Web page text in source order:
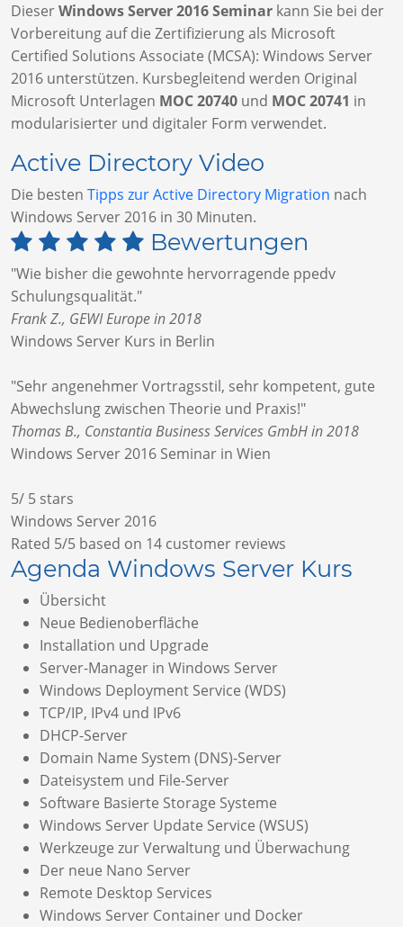
DieserWindows Server 2016 Seminar kann Sie bei der
Vorbereitung auf die Zertifizierung als Microsoft
Certified Solutions Associate (MCSA): Windows Server
2016 unterstützen. Kursbegleitend werden Original
Microsoft Unterlagen MOC 20740 und MOC 20741 in
modularisierter und digitaler Form verwendet.
Active Directory Video
Die besten Tipps zur Active Directory Migration nach
Windows Server 2016 in 30 Minuten.
Bewertungen
"Wie bisher die gewohnte hervorragende ppedv
Schulungsqualität."
Frank Z., GEWI Europe in 2018
Windows Server Kurs in Berlin
"Sehr angenehmer Vortragsstil, sehr kompetent, gute
Abwechslung zwischen Theorie und Praxis!"
Thomas B., Constantia Business Services GmbH in 2018
Windows Server 2016 Seminar in Wien
5/ 5 stars
Windows Server 2016
Rated 5/5 based on 14 customer reviews
Agenda Windows Server Kurs
Übersicht
Neue Bedienoberfläche
Installation und Upgrade
Server-Manager in Windows Server
Windows Deployment Service (WDS)
TCP/IP, IPv4 und IPv6
DHCP-Server
Domain Name System (DNS)-Server
Dateisystem und File-Server
Software Basierte Storage Systeme
Windows Server Update Service (WSUS)
Werkzeuge zur Verwaltung und Überwachung
Der neue Nano Server
Remote Desktop Services
Windows Server Container und Docker